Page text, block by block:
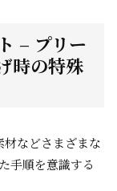
– プリー
時の特殊
材などさまざまな
手順を意識する